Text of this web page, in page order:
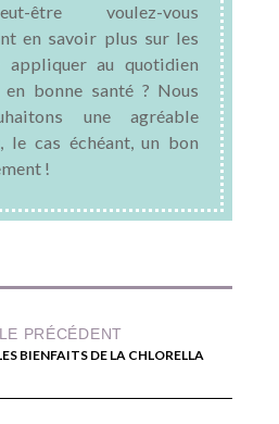
être voulez-vous
en savoir plus sur les
appliquer au quotidien
bonne santé ? Nous
une agréable
le cas échéant, un bon
!
PRÉCÉDENT
BIENFAITS DE LA CHLORELLA